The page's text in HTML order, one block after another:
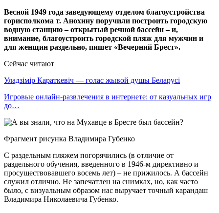
Весной 1949 года заведующему отделом благоустройства
горисполкома т. Анохину поручили построить городскую
водную станцию – открытый речной бассейн – и,
внимание, благоустроить городской пляж для мужчин и
для женщин раздельно, пишет «Вечерний Брест».
Сейчас читают
Уладзімір Караткевіч — голас жывой душы Беларусі
Игровые онлайн-развлечения в интернете: от казуальных игр
до…
Фрагмент рисунка Владимира Губенко
С раздельным пляжем погорячились (в отличие от
раздельного обучения, введенного в 1946-м директивно и
просуществовавшего восемь лет) – не прижилось. А бассейн
служил отлично. Не запечатлен на снимках, но, как часто
было, с визуальным образом нас выручает точный карандаш
Владимира Николаевича Губенко.